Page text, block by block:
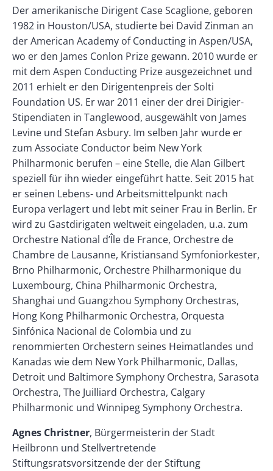
Der amerikanische Dirigent Case Scaglione, geboren
1982 in Houston/USA, studierte bei David Zinman an
der American Academy of Conducting in Aspen/USA,
wo er den James Conlon Prize gewann. 2010 wurde er
mit dem Aspen Conducting Prize ausgezeichnet und
2011 erhielt er den Dirigentenpreis der Solti
Foundation US. Er war 2011 einer der drei Dirigier-
Stipendiaten in Tanglewood, ausgewählt von James
Levine und Stefan Asbury. Im selben Jahr wurde er
zum Associate Conductor beim New York
Philharmonic berufen – eine Stelle, die Alan Gilbert
speziell für ihn wieder eingeführt hatte. Seit 2015 hat
er seinen Lebens- und Arbeitsmittelpunkt nach
Europa verlagert und lebt mit seiner Frau in Berlin. Er
wird zu Gastdirigaten weltweit eingeladen, u.a. zum
Orchestre National d’Île de France, Orchestre de
Chambre de Lausanne, Kristiansand Symfoniorkester,
Brno Philharmonic, Orchestre Philharmonique du
Luxembourg, China Philharmonic Orchestra,
Shanghai und Guangzhou Symphony Orchestras,
Hong Kong Philharmonic Orchestra, Orquesta
Sinfónica Nacional de Colombia und zu
renommierten Orchestern seines Heimatlandes und
Kanadas wie dem New York Philharmonic, Dallas,
Detroit und Baltimore Symphony Orchestra, Sarasota
Orchestra, The Juilliard Orchestra, Calgary
Philharmonic und Winnipeg Symphony Orchestra.
Agnes Christner, Bürgermeisterin der Stadt
Heilbronn und Stellvertretende
Stiftungsratsvorsitzende der der Stiftung